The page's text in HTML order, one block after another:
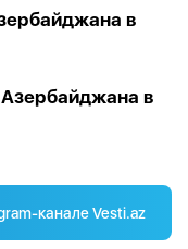
в
в
канале Vesti.az